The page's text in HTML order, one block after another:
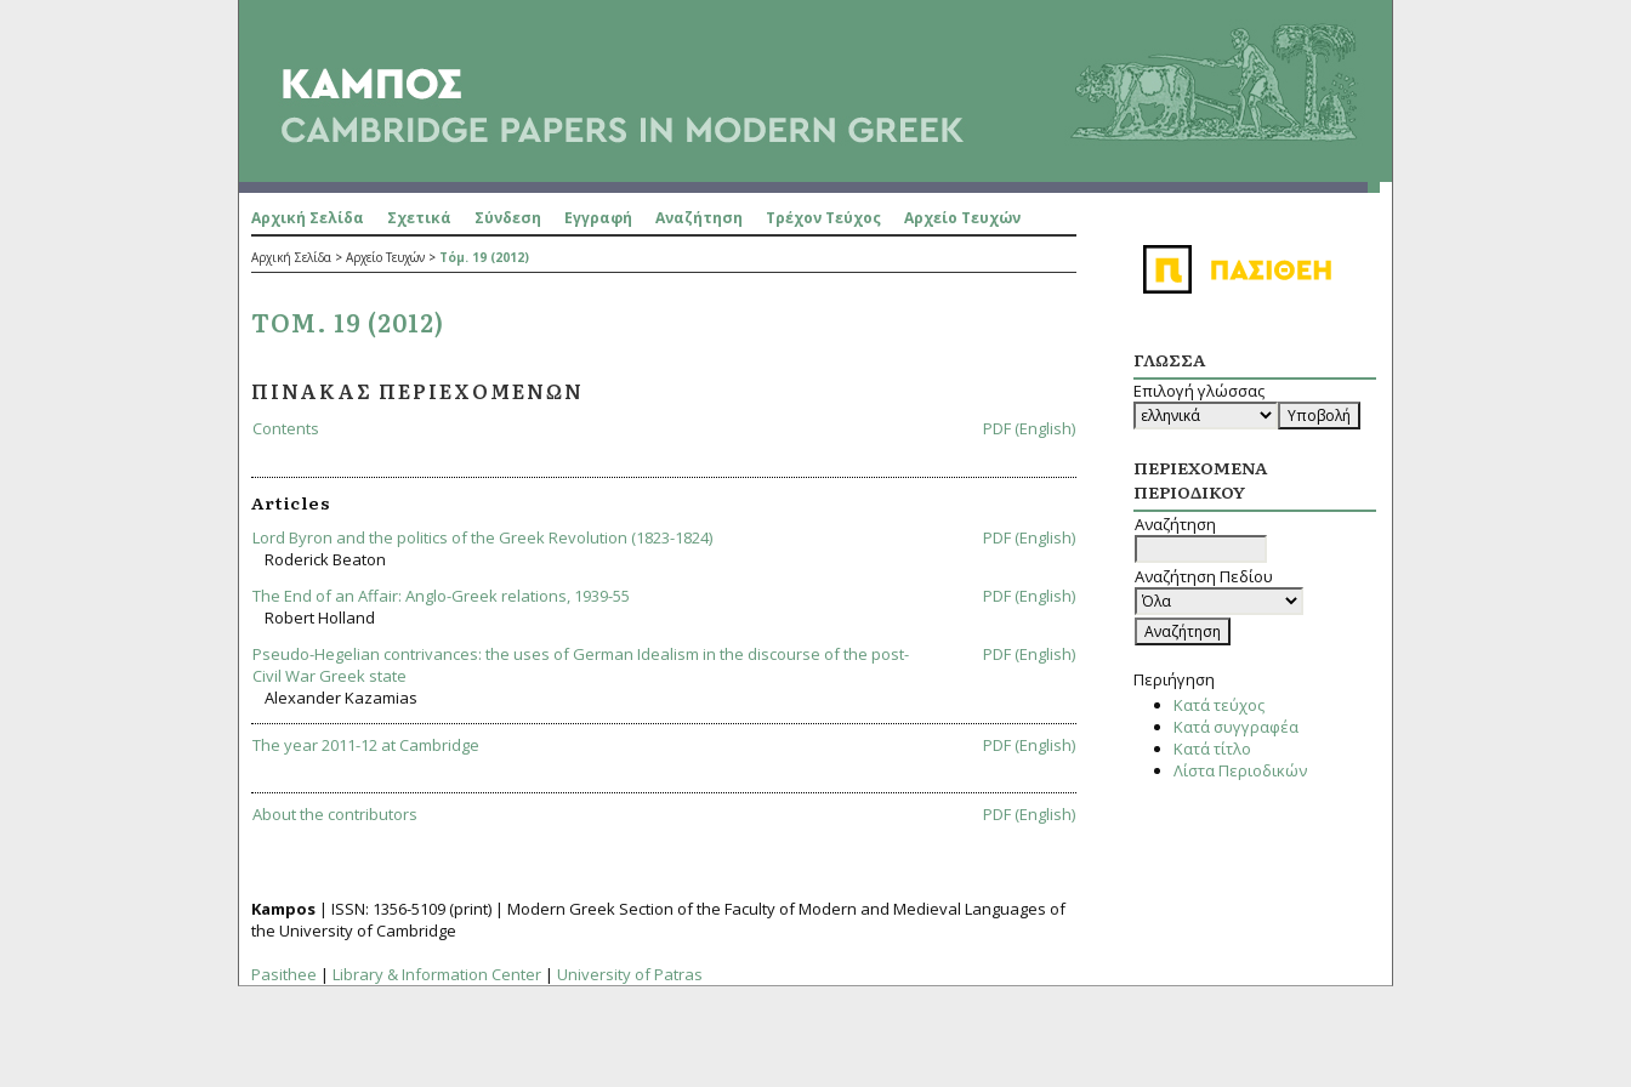
ΓΛΏΣΣΑ
Επιλογή γλώσσας
ΠΕΡΙΕΧΌΜΕΝΑ
ΠΕΡΙΟΔΙΚΟΎ
Αναζήτηση
Αναζήτηση Πεδίου
Περιήγηση
Κατά τεύχος
Κατά συγγραφέα
Κατά τίτλο
Λίστα Περιοδικών
Αρχική Σελίδα Σχετικά Σύνδεση Εγγραφή Αναζήτηση Τρέχον Τεύχος Αρχείο Τευχών
Αρχική Σελίδα > Αρχείο Τευχών > Τόμ. 19 (2012)
ΤΌΜ. 19 (2012)
ΠΊΝΑΚΑΣ ΠΕΡΙΕΧΟΜΈΝΩΝ
Contents PDF (English)
Articles
Lord Byron and the politics of the Greek Revolution (1823-1824)
Roderick Beaton
PDF (English)
The End of an Affair: Anglo-Greek relations, 1939-55
Robert Holland
PDF (English)
Pseudo-Hegelian contrivances: the uses of German Idealism in the discourse of the post-
Civil War Greek state
Alexander Kazamias
PDF (English)
The year 2011-12 at Cambridge PDF (English)
About the contributors PDF (English)
Kampos | ISSN: 1356­-5109(print) | Modern Greek Section of the Faculty of Modern and Medieval Languages of
the University of Cambridge
Pasithee | Library & Information Center | University of Patras